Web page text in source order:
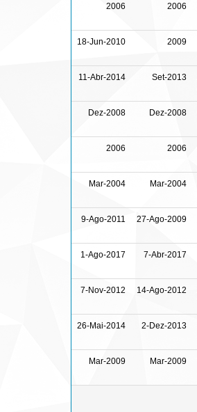
2006 2006
18-Jun-2010 2009
11-Abr-2014 Set-2013
Dez-2008 Dez-2008
2006 2006
Mar-2004 Mar-2004
9-Ago-2011 27-Ago-2009
1-Ago-2017 7-Abr-2017
7-Nov-2012 14-Ago-2012
26-Mai-2014 2-Dez-2013
Mar-2009 Mar-2009